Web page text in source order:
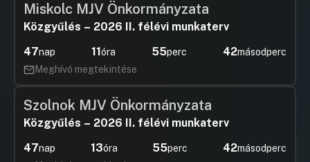
Miskolc MJV Önkormányzata
Közgyűlés – 2026 II. félévi munkaterv
47nap 11óra 55perc 41másodperc
Meghívó megtekintése
Szolnok MJV Önkormányzata
Közgyűlés – 2026 II. félévi munkaterv
47nap 13óra 55perc 41másodperc